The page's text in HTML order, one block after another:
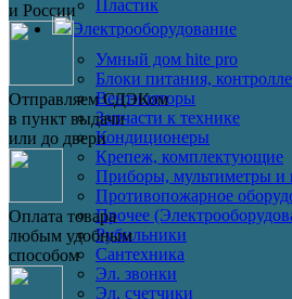
Пластик
Электрооборудование
Умный дом hite pro
Блоки питания,
Вентиляторы
Запчасти к технике
Кондиционеры
Крепеж, комплектующие
Приборы, мультиметры и
Противопожарное
Прочее
Рубильники
Сантехника
Эл. звонки
Эл. счетчики
и России
Отправляем СДЭКом
в пункт выдачи
или до двери
Оплата товара
любым удобным
способом